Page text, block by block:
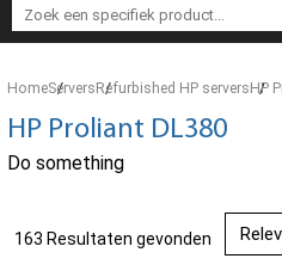
HomeServersRefurbished HP serversHP
HP Proliant DL380
Do something
163 Resultaten gevonden